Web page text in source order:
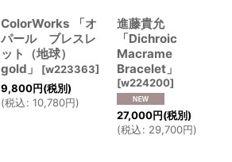
ColorWorks 「オ
パール ブレスレ
ット（地球）
gold」
[w223363]
9,800円(税別)
(税込: 10,780円)
進藤貴允
「Dichroic
Macrame
Bracelet」
[w224200]
27,000円(税別)
(税込: 29,700円)